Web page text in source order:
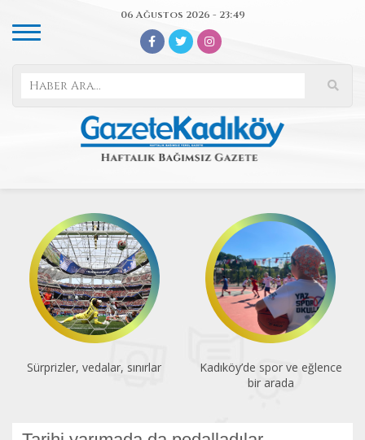
06 Ağustos 2026 - 23:49
Sürprizler, vedalar, sınırlar
Kadıköy’de spor ve eğlence
bir arada